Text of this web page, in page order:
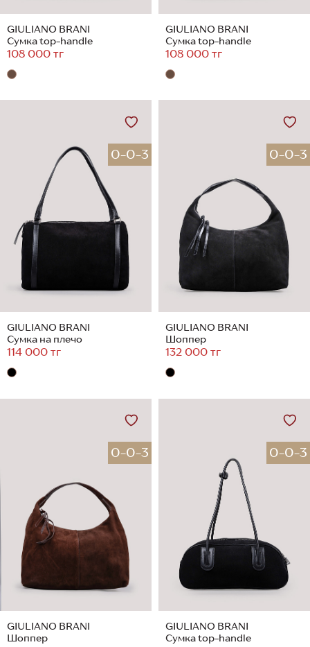
GIULIANO BRANI
Сумка top-handle
108 000 тг
GIULIANO BRANI
Сумка top-handle
108 000 тг
0-0-3
GIULIANO BRANI
Сумка на плечо
114 000 тг
0-0-3
GIULIANO BRANI
Шоппер
132 000 тг
0-0-3
GIULIANO BRANI
Шоппер
0-0-3
GIULIANO BRANI
Сумка top-handle